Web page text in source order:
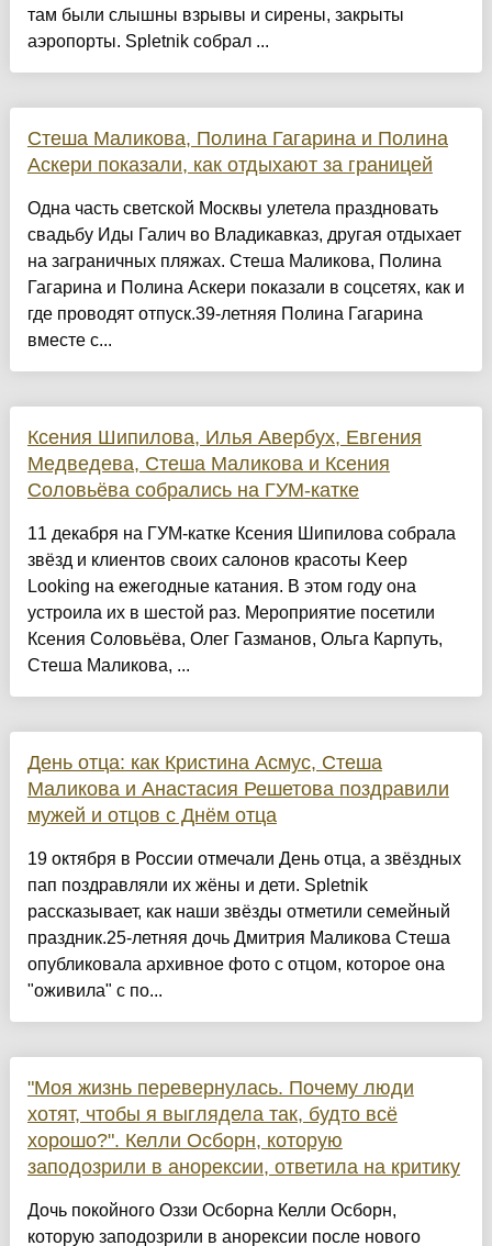
там были слышны взрывы и сирены, закрыты
аэропорты. Spletnik собрал ...
Стеша Маликова, Полина Гагарина и Полина
Аскери показали, как отдыхают за границей
Одна часть светской Москвы улетела праздновать
свадьбу Иды Галич во Владикавказ, другая отдыхает
на заграничных пляжах. Стеша Маликова, Полина
Гагарина и Полина Аскери показали в соцсетях, как и
где проводят отпуск.39-летняя Полина Гагарина
вместе с...
Ксения Шипилова, Илья Авербух, Евгения
Медведева, Стеша Маликова и Ксения
Соловьёва собрались на ГУМ-катке
11 декабря на ГУМ-катке Ксения Шипилова собрала
звёзд и клиентов своих салонов красоты Keep
Looking на ежегодные катания. В этом году она
устроила их в шестой раз. Мероприятие посетили
Ксения Соловьёва, Олег Газманов, Ольга Карпуть,
Стеша Маликова, ...
День отца: как Кристина Асмус, Стеша
Маликова и Анастасия Решетова поздравили
мужей и отцов с Днём отца
19 октября в России отмечали День отца, а звёздных
пап поздравляли их жёны и дети. Spletnik
рассказывает, как наши звёзды отметили семейный
праздник.25-летняя дочь Дмитрия Маликова Стеша
опубликовала архивное фото с отцом, которое она
"оживила" с по...
"Моя жизнь перевернулась. Почему люди
хотят, чтобы я выглядела так, будто всё
хорошо?". Келли Осборн, которую
заподозрили в анорексии, ответила на критику
Дочь покойного Оззи Осборна Келли Осборн,
которую заподозрили в анорексии после нового